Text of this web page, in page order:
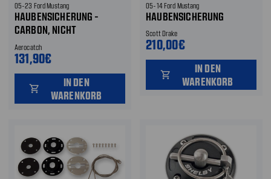
05-23 Ford Mustang
HAUBENSICHERUNG -
CARBON, NICHT
ABSCHLIESSBAR
Aerocatch
131,90€
shopping_cart
IN DEN
WARENKORB
05-14 Ford Mustang
HAUBENSICHERUNG
Scott Drake
210,00€
shopping_cart
IN DEN
WARENKORB